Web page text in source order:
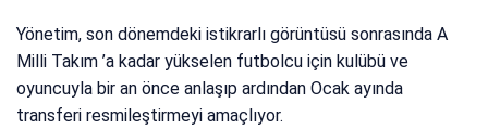
Yönetim, son dönemdeki istikrarlı görüntüsü sonrasında A
Milli Takım ’a kadar yükselen futbolcu için kulübü ve
oyuncuyla bir an önce anlaşıp ardından Ocak ayında
transferi resmileştirmeyi amaçlıyor.